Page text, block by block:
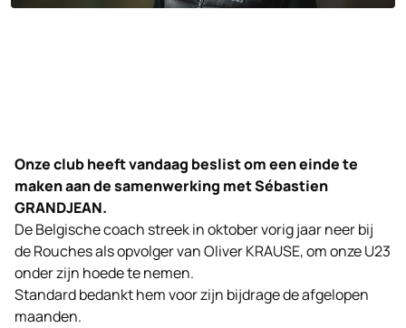
Onze club heeft vandaag beslist om een einde te
maken aan de samenwerking met Sébastien
GRANDJEAN.
De Belgische coach streek in oktober vorig jaar neer bij
de Rouches als opvolger van Oliver KRAUSE, om onze U23
onder zijn hoede te nemen.
Standard bedankt hem voor zijn bijdrage de afgelopen
maanden.